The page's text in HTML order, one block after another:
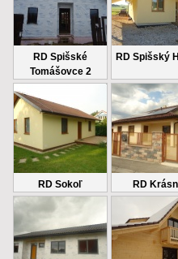
RD Spišské
Tomášovce 2
RD Spišský
RD Sokoľ RD